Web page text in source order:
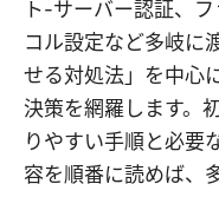
ト-サーバー認証、
コル設定など多岐に
せる対処法」を中心
決策を網羅します。
りやすい手順と必要
容を順番に読めば、